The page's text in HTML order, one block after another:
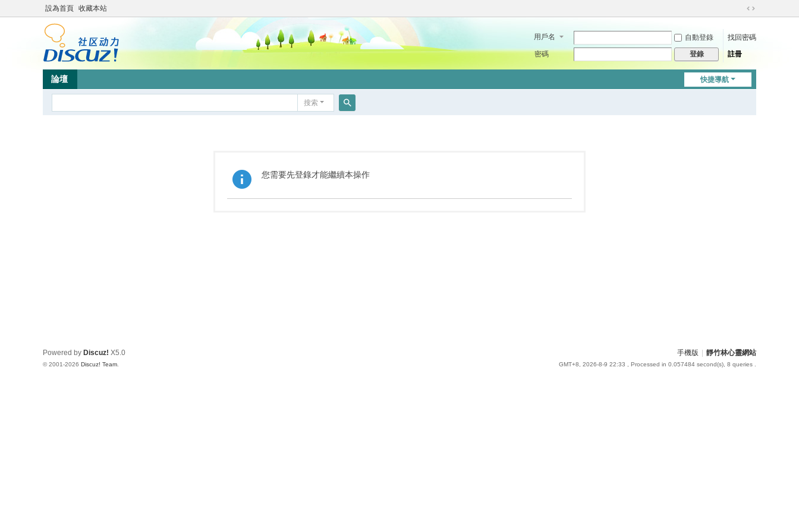
設為首頁 收藏本站
切
到
用戶名 自動登錄
找回密碼
密碼
登錄 註冊
快捷導航
論壇
搜索
您需要先登錄才能繼續本操作
手機版 靜竹林心靈網站
GMT+8, 2026-8-9 22:33 , Processed in 0.057484 second(s), 8 queries .
Powered by Discuz! X5.0
© 2001-2026 Discuz! Team